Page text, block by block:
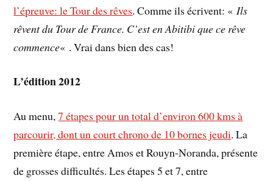
l’épreuve: le Tour des rêves. Comme ils écrivent: « Ils
rêvent du Tour de France. C’est en Abitibi que ce rêve
commence« . Vrai dans bien des cas!
L’édition 2012
Au menu,7 étapes pour un total d’environ 600 kms à
parcourir, dont un court chrono de 10 bornes jeudi. La
première étape, entre Amos et Rouyn-Noranda, présente
de grosses difficultés. Les étapes 5 et 7, entre